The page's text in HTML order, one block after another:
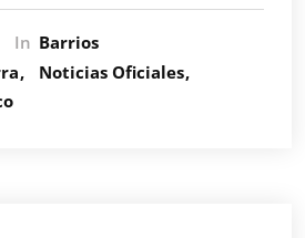
In Barrios
Noticias Oficiales